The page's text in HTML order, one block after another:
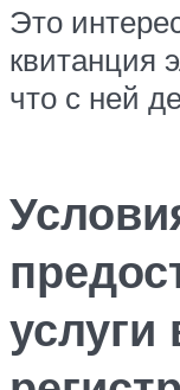
Это
квитанция
что с ней
услуги